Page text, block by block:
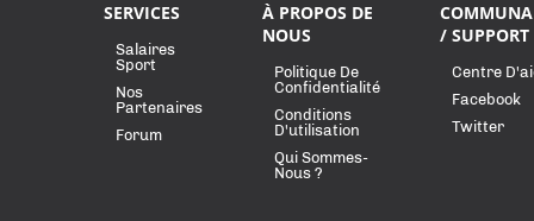
SERVICES
Salaires
Sport
Nos
Partenaires
Forum
À PROPOS DE
NOUS
Politique De
Confidentialité
Conditions
D'utilisation
Qui Sommes-
Nous ?
/ SUPPORT
Centre
Facebook
Twitter